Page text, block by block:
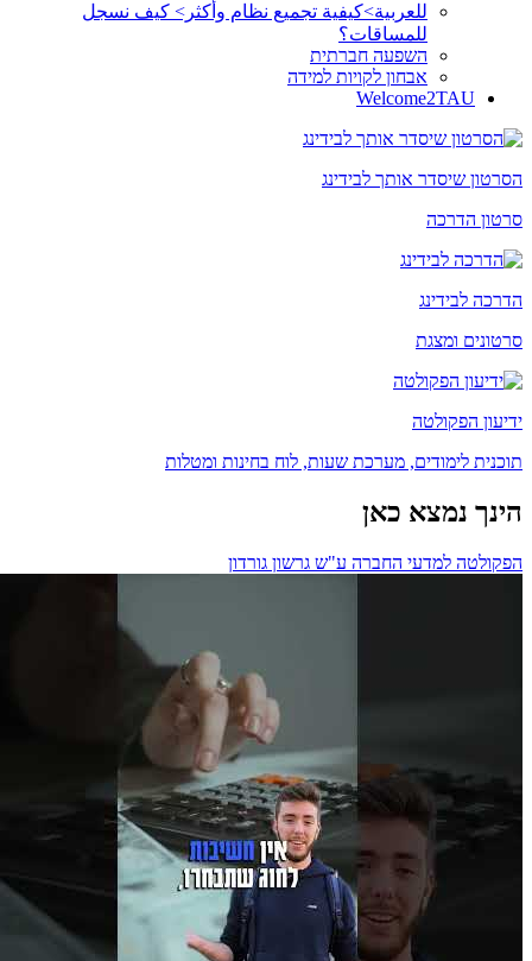
للعربية>كيفية تجميع نظام وأكثر> كيف نسجل
للمساقات؟
השפעה חברתית
אבחון לקויות למידה
Welcome2TAU
הסרטון שיסדר אותך לבידינג
סרטון הדרכה
הדרכה לבידינג
סרטונים ומצגת
ידיעון הפקולטה
תוכנית לימודים, מערכת שעות, לוח בחינות ומטלות
הינך נמצא כאן
הפקולטה למדעי החברה ע"ש גרשון גורדון